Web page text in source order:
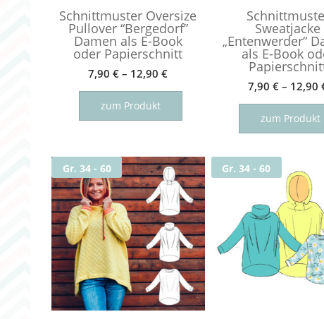
Schnittmuster Oversize
Pullover “Bergedorf”
Damen als E-Book
oder Papierschnitt
7,90€ – 12,90€
zum Produkt
Dieses
weist
Varianten
auf.
Die
Optionen
können
auf
der
Produktseite
gewählt
werden
Sweatjacke
„Entenwerder“
als E-Book
7,90€ – 12,90
zum Produkt
Gr. 34 - 60 Gr. 34 - 60